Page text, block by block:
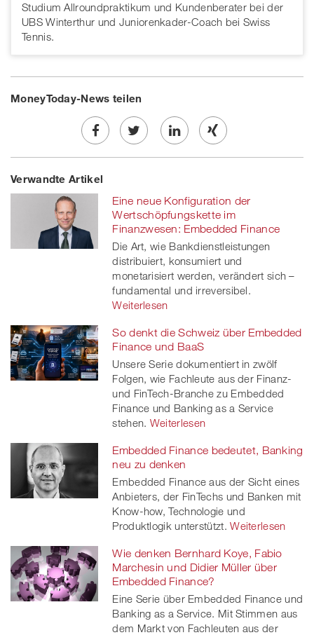
Studium Allroundpraktikum und Kundenberater bei der
UBS Winterthur und Juniorenkader-Coach bei Swiss
Tennis.
MoneyToday-News teilen
Share
on
Facebook
Twe
on
twitt
er
Share
linkedin
Share
Xing
Verwandte Artikel
Eine neue Konfiguration der
Wertschöpfungskette im
Finanzwesen: Embedded Finance
Die Art, wie Bankdienstleistungen
distribuiert, konsumiert und
monetarisiert werden, verändert sich –
fundamental und irreversibel.
Weiterlesen
So denkt die Schweiz über Embedded
Finance und BaaS
Unsere Serie dokumentiert in zwölf
Folgen, wie Fachleute aus der Finanz-
und FinTech-Branche zu Embedded
Finance und Banking as a Service
stehen. Weiterlesen
Embedded Finance bedeutet, Banking
neu zu denken
Embedded Finance aus der Sicht eines
Anbieters, der FinTechs und Banken mit
Know-how, Technologie und
Produktlogik unterstützt. Weiterlesen
Wie denken Bernhard Koye, Fabio
Marchesin und Didier Müller über
Embedded Finance?
Eine Serie über Embedded Finance und
Banking as a Service. Mit Stimmen aus
dem Markt von Fachleuten aus der